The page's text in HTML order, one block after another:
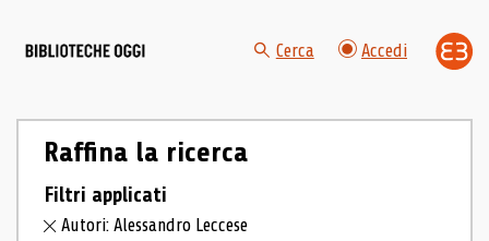
Cerca Accedi
Raffina la ricerca
Filtri applicati
Autori: Alessandro Leccese